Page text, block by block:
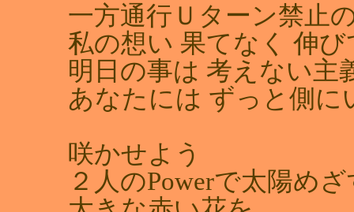
一方通行Ｕターン禁止
私の想い 果てなく 伸び
明日の事は 考えない主
あなたには ずっと側に
咲かせよう
２人のPowerで太陽めざ